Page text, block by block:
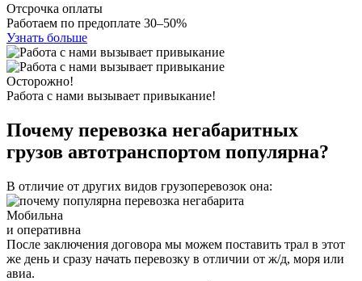
Отсрочка оплаты
Работаем по предоплате 30–50%
Узнать больше
Осторожно!
Работа с нами вызывает привыкание!
Почему перевозка негабаритных
грузов автотранспортом популярна?
В отличие от других видов грузоперевозок она:
Мобильна
и оперативна
После заключения договора мы можем поставить трал в этот
же день и сразу начать перевозку в отличии от ж/д, моря или
авиа.